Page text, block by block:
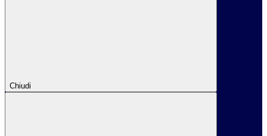
Chiudi